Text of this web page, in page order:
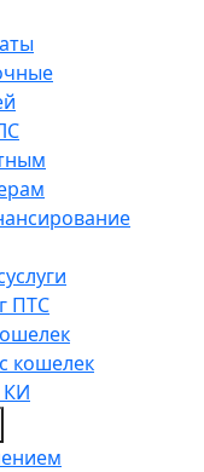
ПТС
кошелек
КИ